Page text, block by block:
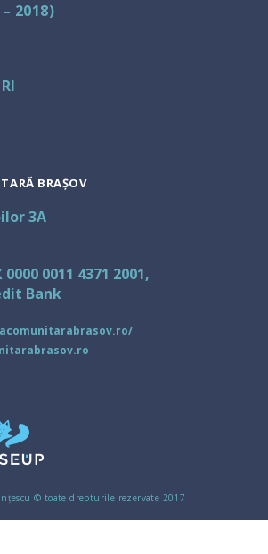
2018)
BRAȘOV
3A
0011 4371 2001,
Bank
© toate drepturile rezervate 2017